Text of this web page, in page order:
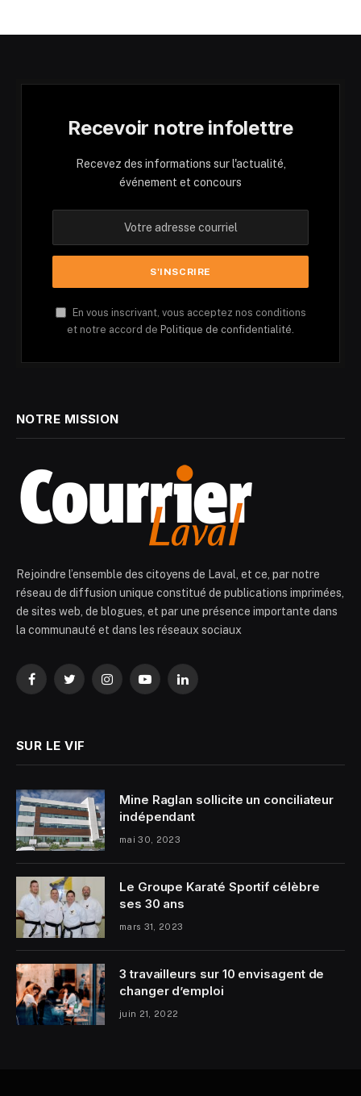
Recevoir notre infolettre
Recevez des informations sur l'actualité,
événement et concours
En vous inscrivant, vous acceptez nos conditions
et notre accord de Politique de confidentialité.
NOTRE MISSION
Rejoindre l’ensemble des citoyens de Laval, et ce, par notre
réseau de diffusion unique constitué de publications imprimées,
de sites web, de blogues, et par une présence importante dans
la communauté et dans les réseaux sociaux
FacebookTwitterInstagramYouTubeLinkedIn
SUR LE VIF
Mine Raglan sollicite un conciliateur
indépendant
mai 30, 2023
Le Groupe Karaté Sportif célèbre
ses 30 ans
mars 31, 2023
3 travailleurs sur 10 envisagent de
changer d’emploi
juin 21, 2022